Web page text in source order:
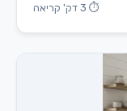
⏱ 3 דק' קריאה